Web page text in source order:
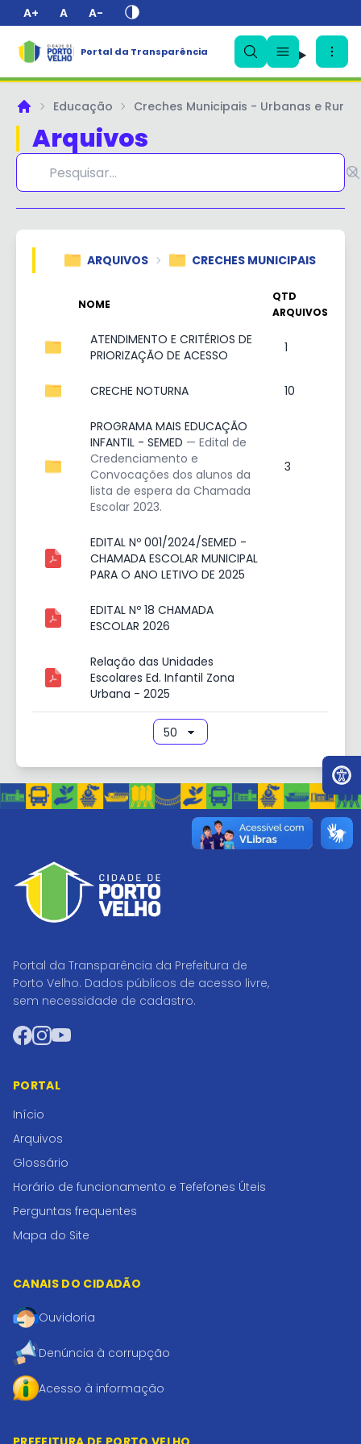
A+ A A-
Portal da Transparência
PrincipalEducação Creches Municipais - Urbanas e Rurais
Arquivos
ARQUIVOS CRECHES MUNICIPAIS
NOME
QTD
ARQUIVOS
ATENDIMENTO E CRITÉRIOS DE
PRIORIZAÇÃO DE ACESSO
1
CRECHE NOTURNA 10
PROGRAMA MAIS EDUCAÇÃO
INFANTIL - SEMED — Edital de
Credenciamento e
Convocações dos alunos da
lista de espera da Chamada
Escolar 2023.
3
EDITAL Nº 001/2024/SEMED -
CHAMADA ESCOLAR MUNICIPAL
PARA O ANO LETIVO DE 2025
EDITAL Nº 18 CHAMADA
ESCOLAR 2026
Relação das Unidades
Escolares Ed. Infantil Zona
Urbana - 2025
Portal da Transparência da Prefeitura de
Porto Velho. Dados públicos de acesso livre,
sem necessidade de cadastro.
Facebook
Instagram
YouTube
PORTAL
Início
Arquivos
Glossário
Horário de funcionamento e Tefefones Úteis
Perguntas frequentes
Mapa do Site
CANAIS DO CIDADÃO
Ouvidoria
Denúncia à corrupção
Acesso à informação
✕
Ir